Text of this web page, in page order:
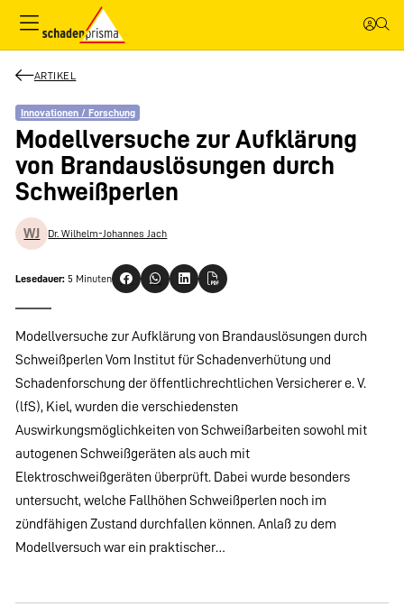
ARTIKEL
Innovationen / Forschung
Modellversuche zur Aufklärung
von Brandauslösungen durch
Schweißperlen
WJ Dr. Wilhelm-Johannes Jach
Lesedauer: 5 Minuten
Modellversuche zur Aufklärung von Brandauslösungen durch
Schweißperlen Vom Institut für Schadenverhütung und
Schadenforschung der öffentlichrechtlichen Versicherer e. V.
(lfS), Kiel, wurden die verschiedensten
Auswirkungsmöglichkeiten von Schweißarbeiten sowohl mit
autogenen Schweißgeräten als auch mit
Elektroschweißgeräten überprüft. Dabei wurde besonders
untersucht, welche Fallhöhen Schweißperlen noch im
zündfähigen Zustand durchfallen können. Anlaß zu dem
Modellversuch war ein praktischer…